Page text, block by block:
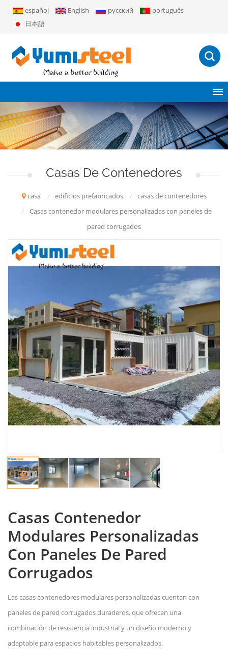
español English русский
português
日本語
Casas De Contenedores
casa / edificios prefabricados /
casas de contenedores
/
Casas contenedor modulares personalizadas con paneles de
pared corrugados
Casas Contenedor
Modulares Personalizadas
Con Paneles De Pared
Corrugados
Las casas contenedores modulares personalizadas cuentan con
paneles de pared corrugados duraderos, que ofrecen una
combinación de resistencia industrial y un diseño moderno y
adaptable para espacios habitables personalizados.